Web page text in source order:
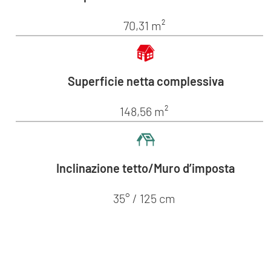
70,31 m²
Superficie netta complessiva
148,56 m²
Inclinazione tetto/Muro d’imposta
35° / 125 cm